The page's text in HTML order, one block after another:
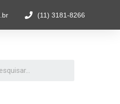
(11) 3181-8266